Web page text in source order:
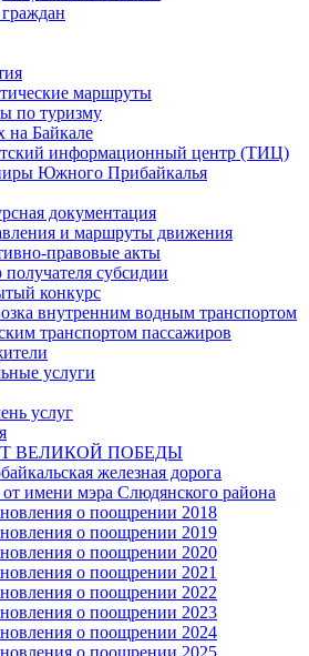
маршруты
по туризму
на Байкале
информационный центр (ТИЦ)
Южного Прибайкалья
документация
и маршруты движения
правовые акты
субсидии
конкурс
внутренним водным транспортом
транспортом пассажиров
услуги
услуг
ВЕЛИКОЙ ПОБЕДЫ
железная дорога
имени мэра Слюдянского района
о поощрении 2018
о поощрении 2019
о поощрении 2020
о поощрении 2021
о поощрении 2022
о поощрении 2023
о поощрении 2024
о поощрении 2025